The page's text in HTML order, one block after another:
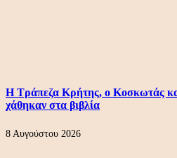
Η Τράπεζα Κρήτης, ο Κοσκωτάς
χάθηκαν στα βιβλία
8 Αυγούστου 2026